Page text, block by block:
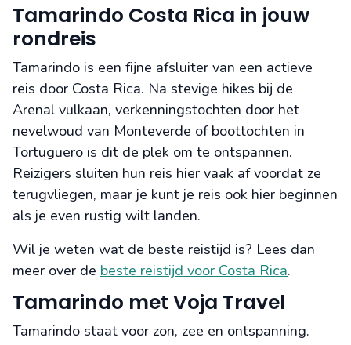
Tamarindo Costa Rica in jouw
rondreis
Tamarindo is een fijne afsluiter van een actieve
reis door Costa Rica. Na stevige hikes bij de
Arenal vulkaan, verkenningstochten door het
nevelwoud van Monteverde of boottochten in
Tortuguero is dit de plek om te ontspannen.
Reizigers sluiten hun reis hier vaak af voordat ze
terugvliegen, maar je kunt je reis ook hier beginnen
als je even rustig wilt landen.
Wil je weten wat de beste reistijd is? Lees dan
meer over de beste reistijd voor Costa Rica.
Tamarindo met Voja Travel
Tamarindo staat voor zon, zee en ontspanning.